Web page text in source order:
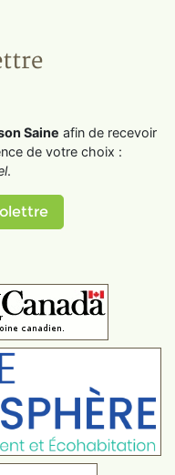
Saine afin de recevoir
de votre choix :
.